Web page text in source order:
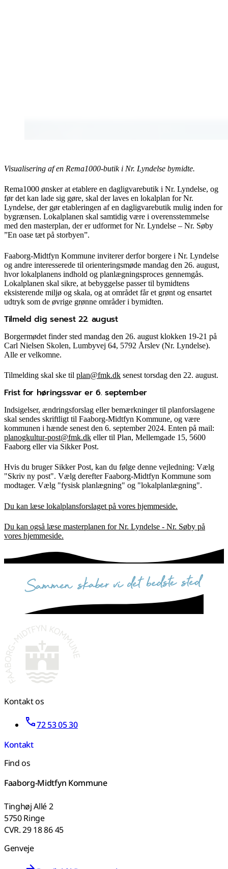
Visualisering af en Rema1000-butik i Nr. Lyndelse bymidte.
Rema1000 ønsker at etablere en dagligvarebutik i Nr. Lyndelse, og
før det kan lade sig gøre, skal der laves en lokalplan for Nr.
Lyndelse, der gør etableringen af en dagligvarebutik mulig inden for
bygrænsen. Lokalplanen skal samtidig være i overensstemmelse
med den masterplan, der er udformet for Nr. Lyndelse – Nr. Søby
”En oase tæt på storbyen”.
Faaborg-Midtfyn Kommune inviterer derfor borgere i Nr. Lyndelse
og andre interesserede til orienteringsmøde mandag den 26. august,
hvor lokalplanens indhold og planlægningsproces gennemgås.
Lokalplanen skal sikre, at bebyggelse passer til bymidtens
eksisterende miljø og skala, og at området får et grønt og ensartet
udtryk som de øvrige grønne områder i bymidten.
Tilmeld dig senest 22. august
Borgermødet finder sted mandag den 26. august klokken 19-21 på
Carl Nielsen Skolen, Lumbyvej 64, 5792 Årslev (Nr. Lyndelse).
Alle er velkomne.
Tilmelding skal ske til plan@fmk.dk senest torsdag den 22. august.
Frist for høringssvar er 6. september
Indsigelser, ændringsforslag eller bemærkninger til planforslagene
skal sendes skriftligt til Faaborg-Midtfyn Kommune, og være
kommunen i hænde senest den 6. september 2024. Enten på mail:
planogkultur-post@fmk.dk eller til Plan, Mellemgade 15, 5600
Faaborg eller via Sikker Post.
Hvis du bruger Sikker Post, kan du følge denne vejledning: Vælg
"Skriv ny post". Vælg derefter Faaborg-Midtfyn Kommune som
modtager. Vælg "fysisk planlægning" og "lokalplanlægning".
Du kan læse lokalplansforslaget på vores hjemmeside.
Du kan også læse masterplanen for Nr. Lyndelse - Nr. Søby på
vores hjemmeside.
sammen skaber vi det bedste sted
Kontakt os
72 53 05 30
Kontakt
Find os
Faaborg-Midtfyn Kommune
Tinghøj Allé 2
5750 Ringe
CVR. 29 18 86 45
Genveje